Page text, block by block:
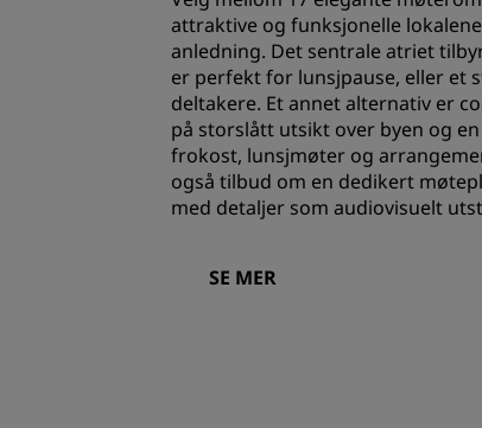
attraktive og funksjonelle
anledning. Det sentrale atriet
er perfekt for lunsjpause, eller et
deltakere. Et annet alternativ er
på storslått utsikt over byen og
frokost, lunsjmøter og
også tilbud om en dedikert
med detaljer som audiovisuelt
SE MER